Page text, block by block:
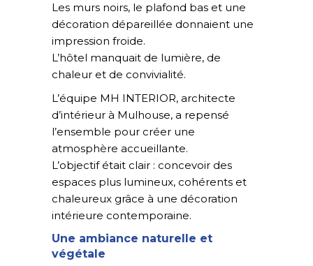
Les murs noirs, le plafond bas et une
décoration dépareillée donnaient une
impression froide.
L’hôtel manquait de lumière, de
chaleur et de convivialité.
L’équipe MH INTERIOR, architecte
d’intérieur à Mulhouse, a repensé
l’ensemble pour créer une
atmosphère accueillante.
L’objectif était clair : concevoir des
espaces plus lumineux, cohérents et
chaleureux grâce à une décoration
intérieure contemporaine.
Une ambiance naturelle et
végétale